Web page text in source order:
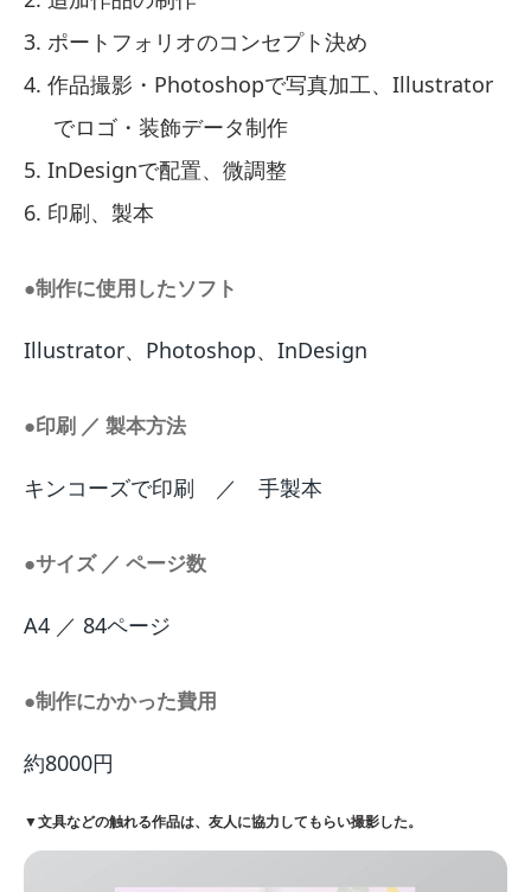
ポートフォリオのコンセプト決め
作品撮影・Photoshopで写真加工、Illustrator
でロゴ・装飾データ制作
InDesignで配置、微調整
印刷、製本
●制作に使用したソフト
Illustrator、Photoshop、InDesign
●印刷 ／ 製本方法
キンコーズで印刷 ／ 手製本
●サイズ ／ ページ数
A4 ／ 84ページ
●制作にかかった費用
約8000円
▼文具などの触れる作品は、友人に協力してもらい撮影した。